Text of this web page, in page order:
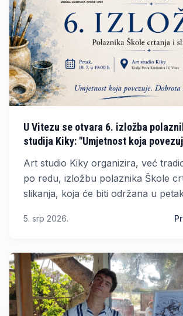
U Vitezu se otvara 6. izložba
studija Kiky: "Umjetnost koja
Art studio Kiky organizira, već
po redu, izložbu polaznika Škole
slikanja, koja će biti održana u
prostorijama studija u Ulici kralja
5. srp 2026.